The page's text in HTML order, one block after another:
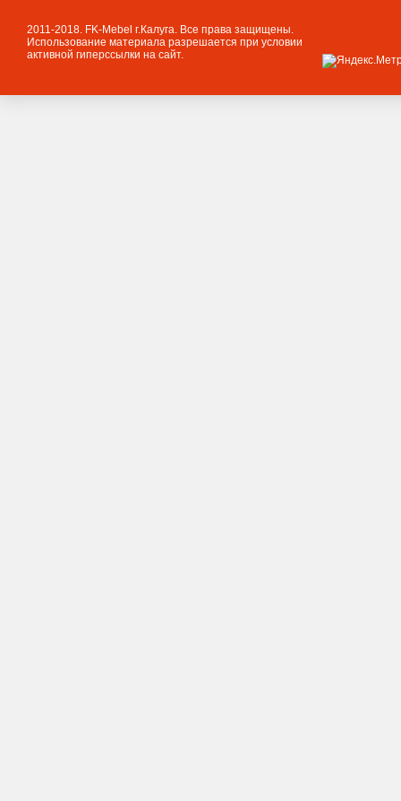
2011-2018. FK-Mebel г.Калуга. Все права защищены.
Использование материала разрешается при условии
активной гиперссылки на сайт.